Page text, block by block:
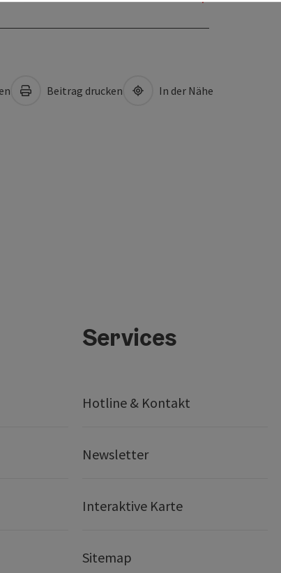
Beitrag drucken In der Nähe
Services
Hotline & Kontakt
Newsletter
Interaktive Karte
Sitemap